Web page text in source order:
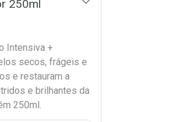
250ml
Intensiva +
secos, frágeis e
e restauram a
e brilhantes da
250ml.